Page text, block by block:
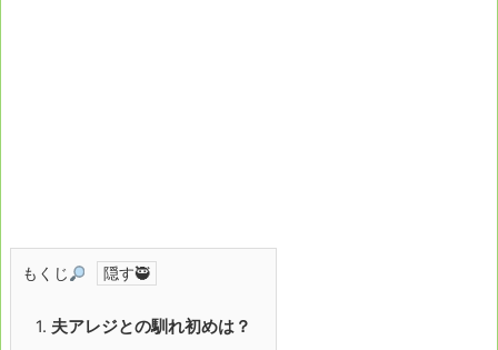
もくじ
1. 夫アレジとの馴れ初めは？